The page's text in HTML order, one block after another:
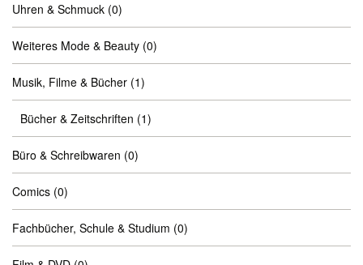
Uhren & Schmuck (0)
Weiteres Mode & Beauty (0)
Musik, Filme & Bücher (1)
Bücher & Zeitschriften (1)
Büro & Schreibwaren (0)
Comics (0)
Fachbücher, Schule & Studium (0)